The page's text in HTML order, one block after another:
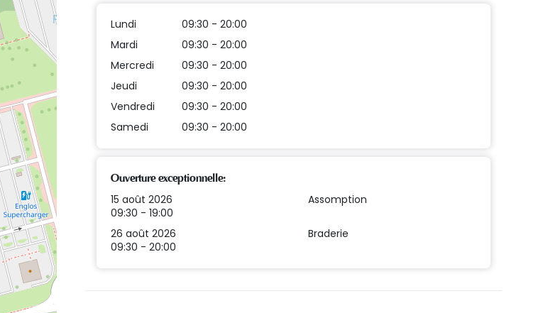
Lundi
09:30 - 20:00
Mardi
09:30 - 20:00
Mercredi
09:30 - 20:00
Jeudi
09:30 - 20:00
Vendredi
09:30 - 20:00
Samedi
09:30 - 20:00
Ouverture exceptionnelle:
15 août 2026
09:30 - 19:00
Assomption
26 août 2026
09:30 - 20:00
Braderie